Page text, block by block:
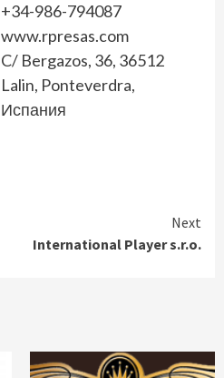
+34-986-794087
www.rpresas.com
C/ Bergazos, 36, 36512
Lalin, Ponteverdra,
Испания
Next
International Player s.r.o.